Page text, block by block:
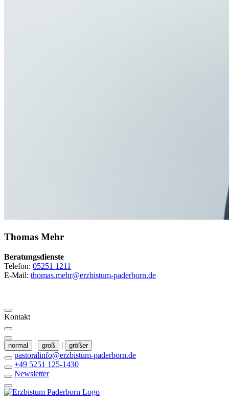
Thomas Mehr
Beratungsdienste
Telefon: 05251 1211
E-Mail: thomas.mehr@erzbistum-paderborn.de
Kontakt
normal | groß | größer
pastoralinfo@erzbistum-paderborn.de
+49 5251 125-1430
Newsletter